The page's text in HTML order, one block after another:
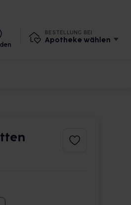
BESTELLUNG BEI
Apotheke wählen